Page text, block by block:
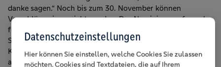
danke sagen.“ Noch bis zum 30. November können
Vorschläge eingereicht werden. Das Nominierungsformular
finden Interessierte
hier
. Dieses kann von jedem
Sportvereinsmitglied aus einem Mitgliedsverein im
Kreissportbund Oberberg ausgefüllt werden und per Mail
an
geschickt werden.
Datenschutzeinstellungen
Hier können Sie einstellen, welche Cookies Sie zulassen
möchten. Cookies sind Textdateien, die auf Ihrem